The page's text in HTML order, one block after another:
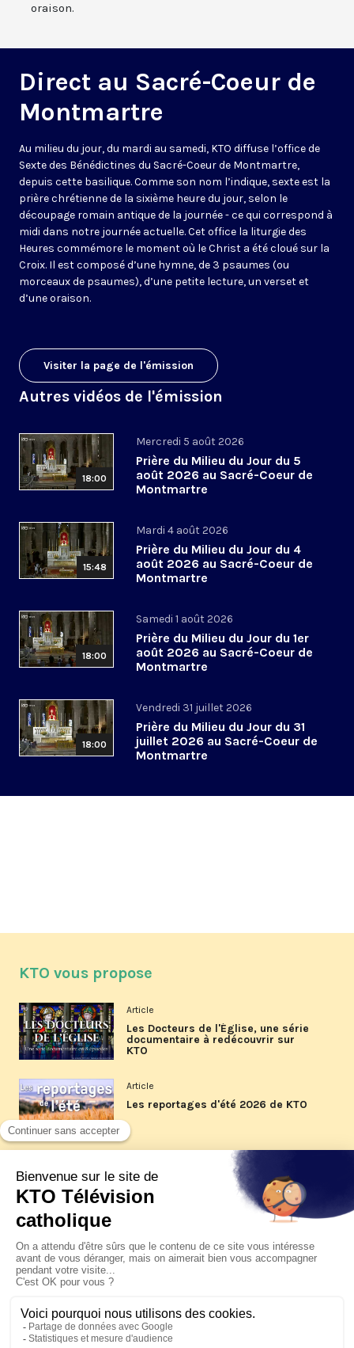
oraison.
Direct au Sacré-Coeur de
Montmartre
Au milieu du jour, du mardi au samedi, KTO diffuse l’office de
Sexte des Bénédictines du Sacré-Coeur de Montmartre,
depuis cette basilique. Comme son nom l’indique, sexte est la
prière chrétienne de la sixième heure du jour, selon le
découpage romain antique de la journée - ce qui correspond à
midi dans notre journée actuelle. Cet office la liturgie des
Heures commémore le moment où le Christ a été cloué sur la
Croix. Il est composé d’une hymne, de 3 psaumes (ou
morceaux de psaumes), d’une petite lecture, un verset et
d’une oraison.
Visiter la page de l'émission
Autres vidéos de l'émission
18:00
Mercredi 5 août 2026
Prière du Milieu du Jour du 5
août 2026 au Sacré-Coeur de
Montmartre
15:48
Mardi 4 août 2026
Prière du Milieu du Jour du 4
août 2026 au Sacré-Coeur de
Montmartre
18:00
Samedi 1 août 2026
Prière du Milieu du Jour du 1er
août 2026 au Sacré-Coeur de
Montmartre
18:00
Vendredi 31 juillet 2026
Prière du Milieu du Jour du 31
juillet 2026 au Sacré-Coeur de
Montmartre
KTO vous propose
Article
Les Docteurs de l'Église, une série
documentaire à redécouvrir sur
KTO
Article
Les reportages d'été 2026 de KTO
La visite pastorale du pape Léon
XIV à Assise à suivre sur KTO le
jeudi 6 août
Le pape en Uruguay, Argentine et
Pérou du 6 au 17 novembre 2026
© KTO 2026 —Contact